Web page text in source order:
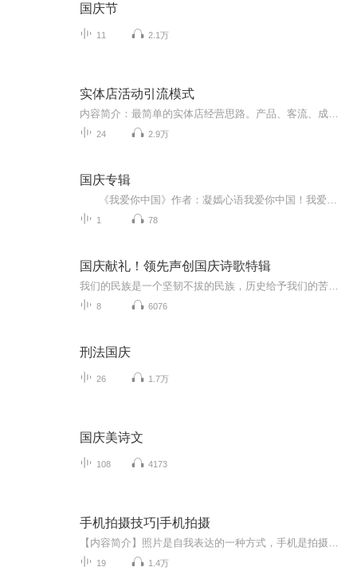
国庆节
11 2.1万
实体店活动引流模式
24 2.9万
国庆专辑
1 78
国庆献礼！领先声创国庆诗歌特辑
8 6076
刑法国庆
26 1.7万
国庆美诗文
108 4173
手机拍摄技巧|手机拍摄
19 1.4万